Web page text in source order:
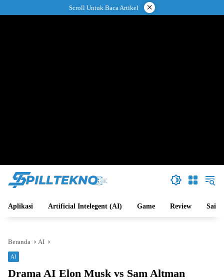
ke
Scroll Untuk Baca Artikel ×
Aplikasi Artificial Intelegent (AI) Game Review Sains
Beranda AI
AI
Drama AI Elon Musk vs Sam Altman